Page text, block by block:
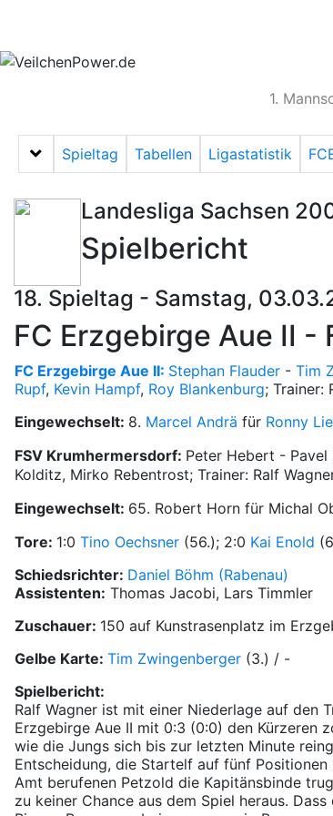
1.
Menü auf-/zuklappen
Spieltag Tabellen Ligastatistik
Landesliga Sachsen
Spielbericht
18. Spieltag - Samstag,
FC Erzgebirge Aue II
FC Erzgebirge Aue II: Stephan Flauder - Tim
Rupf, Kevin Hampf, Roy Blankenburg; Trainer:
Eingewechselt: 8. Marcel Andrä für Ronny
FSV Krumhermersdorf: Peter Hebert -
Kolditz, Mirko Rebentrost; Trainer: Ralf
Eingewechselt: 65. Robert Horn für Michal
Tore: 1:0 Tino Oechsner (56.); 2:0 Kai Enold
Schiedsrichter: Daniel Böhm (Rabenau)
Assistenten: Thomas Jacobi, Lars Timmler
Zuschauer: 150 auf Kunstrasenplatz im
Gelbe Karte: Tim Zwingenberger (3.) / -
Spielbericht:
Ralf Wagner ist mit einer Niederlage auf den
Erzgebirge Aue II mit 0:3 (0:0) den Kürzeren
wie die Jungs sich bis zur letzten Minute
Entscheidung, die Startelf auf fünf
Amt berufenen Petzold die Kapitänsbinde
zu keiner Chance aus dem Spiel heraus.